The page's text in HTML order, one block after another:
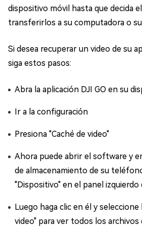
dispositivo móvil hasta que decida
transferirlos a su computadora o
Si desea recuperar un video de su
siga estos pasos:
Abra la aplicación DJI GO en su
Ir a la configuración
Presiona "Caché de video"
Ahora puede abrir el software y
de almacenamiento de su
"Dispositivo" en el panel izquierdo
Luego haga clic en él y
video" para ver todos los